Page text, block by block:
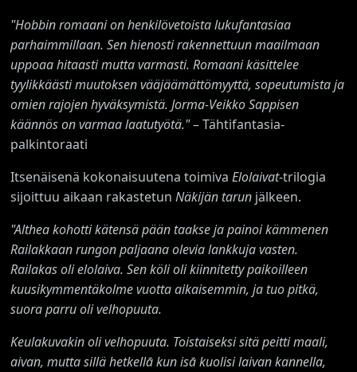
"Hobbin romaani on henkilövetoista lukufantasiaa
parhaimmillaan. Sen hienosti rakennettuun maailmaan
uppoaa hitaasti mutta varmasti. Romaani käsittelee
tyylikkäästi muutoksen vääjäämättömyyttä, sopeutumista ja
omien rajojen hyväksymistä. Jorma-Veikko Sappisen
käännös on varmaa laatutyötä."– Tähtifantasia-
palkintoraati
Itsenäisenä kokonaisuutena toimivaElolaivat-trilogia
sijoittuu aikaan rakastetunNäkijän tarun jälkeen.
"Althea kohotti kätensä pään taakse ja painoi kämmenen
Railakkaan rungon paljaana olevia lankkuja vasten.
Railakas oli elolaiva. Sen köli oli kiinnitetty paikoilleen
kuusikymmentäkolme vuotta aikaisemmin, ja tuo pitkä,
suora parru oli velhopuuta.
Keulakuvakin oli velhopuuta. Toistaiseksi sitä peitti maali,
aivan, mutta sillä hetkellā kun isā kuolisi laivan kannella,